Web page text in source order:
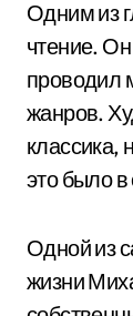
Одним из
чтение.
проводил
жанров.
классика,
это было
Одной из
жизни